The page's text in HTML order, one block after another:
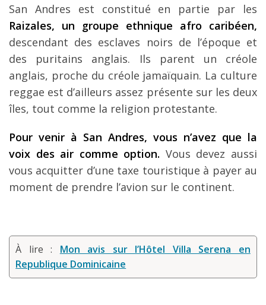
San Andres est constitué en partie par les
Raizales, un groupe ethnique afro caribéen,
descendant des esclaves noirs de l’époque et
des puritains anglais. Ils parent un créole
anglais, proche du créole jamaïquain. La culture
reggae est d’ailleurs assez présente sur les deux
îles, tout comme la religion protestante.
Pour venir à San Andres, vous n’avez que la
voix des air comme option. Vous devez aussi
vous acquitter d’une taxe touristique à payer au
moment de prendre l’avion sur le continent.
À lire : Mon avis sur l’Hôtel Villa Serena en
Republique Dominicaine